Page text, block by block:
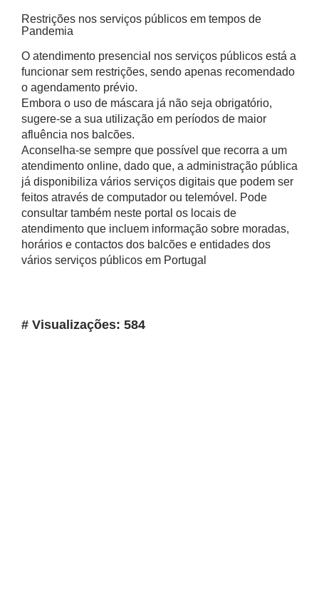
Restrições nos serviços públicos em tempos de
Pandemia
O atendimento presencial nos serviços públicos está a
funcionar sem restrições, sendo apenas recomendado
o agendamento prévio.
Embora o uso de máscara já não seja obrigatório,
sugere-se a sua utilização em períodos de maior
afluência nos balcões.
Aconselha-se sempre que possível que recorra a um
atendimento online, dado que, a administração pública
já disponibiliza vários serviços digitais que podem ser
feitos através de computador ou telemóvel. Pode
consultar também neste portal os locais de
atendimento que incluem informação sobre moradas,
horários e contactos dos balcões e entidades dos
vários serviços públicos em Portugal
# Visualizações: 584